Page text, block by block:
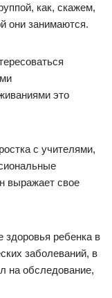
как, скажем,
они занимаются.
это
с учителями,
выражает свое
здоровья ребенка в
заболеваний, в
на обследование,